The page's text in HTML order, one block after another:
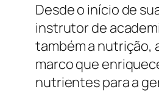
Desde o início de
instrutor de
também a nutrição,
marco que
nutrientes para a